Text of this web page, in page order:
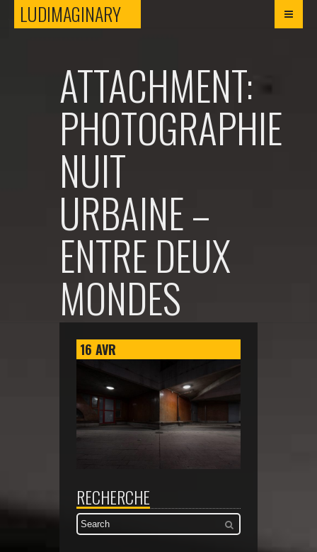
LUDIMAGINARYLUDIMAGINARY
ATTACHMENT:
PHOTOGRAPHIE
NUIT
URBAINE –
ENTRE DEUX
MONDES
16 AVR
RECHERCHE